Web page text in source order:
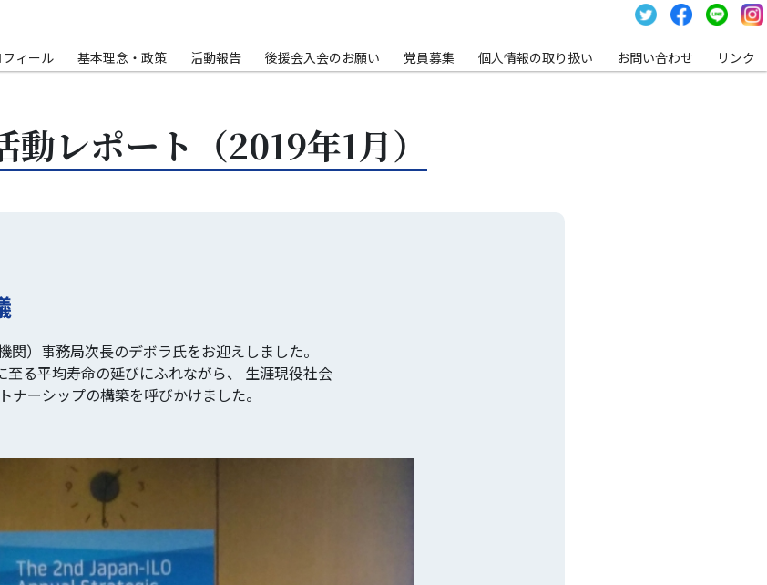
ィール 基本理念・政策 活動報告 後援会入会のお願い 党員募集 個⼈情報の取り扱い お問い合わせ リンク
動レポート（2019年1月）
関）事務局次長のデボラ氏をお迎えしました。
る平均寿命の延びにふれながら、 生涯現役社会
ナーシップの構築を呼びかけました。